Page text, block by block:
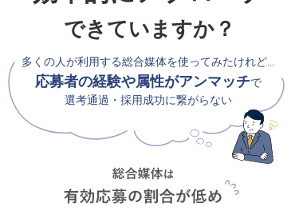
できていますか？
多くの人が利用する総合媒体を使ってみたけれど…
応募者の経験や属性がアンマッチで
選考通過・採用成功に繋がらない